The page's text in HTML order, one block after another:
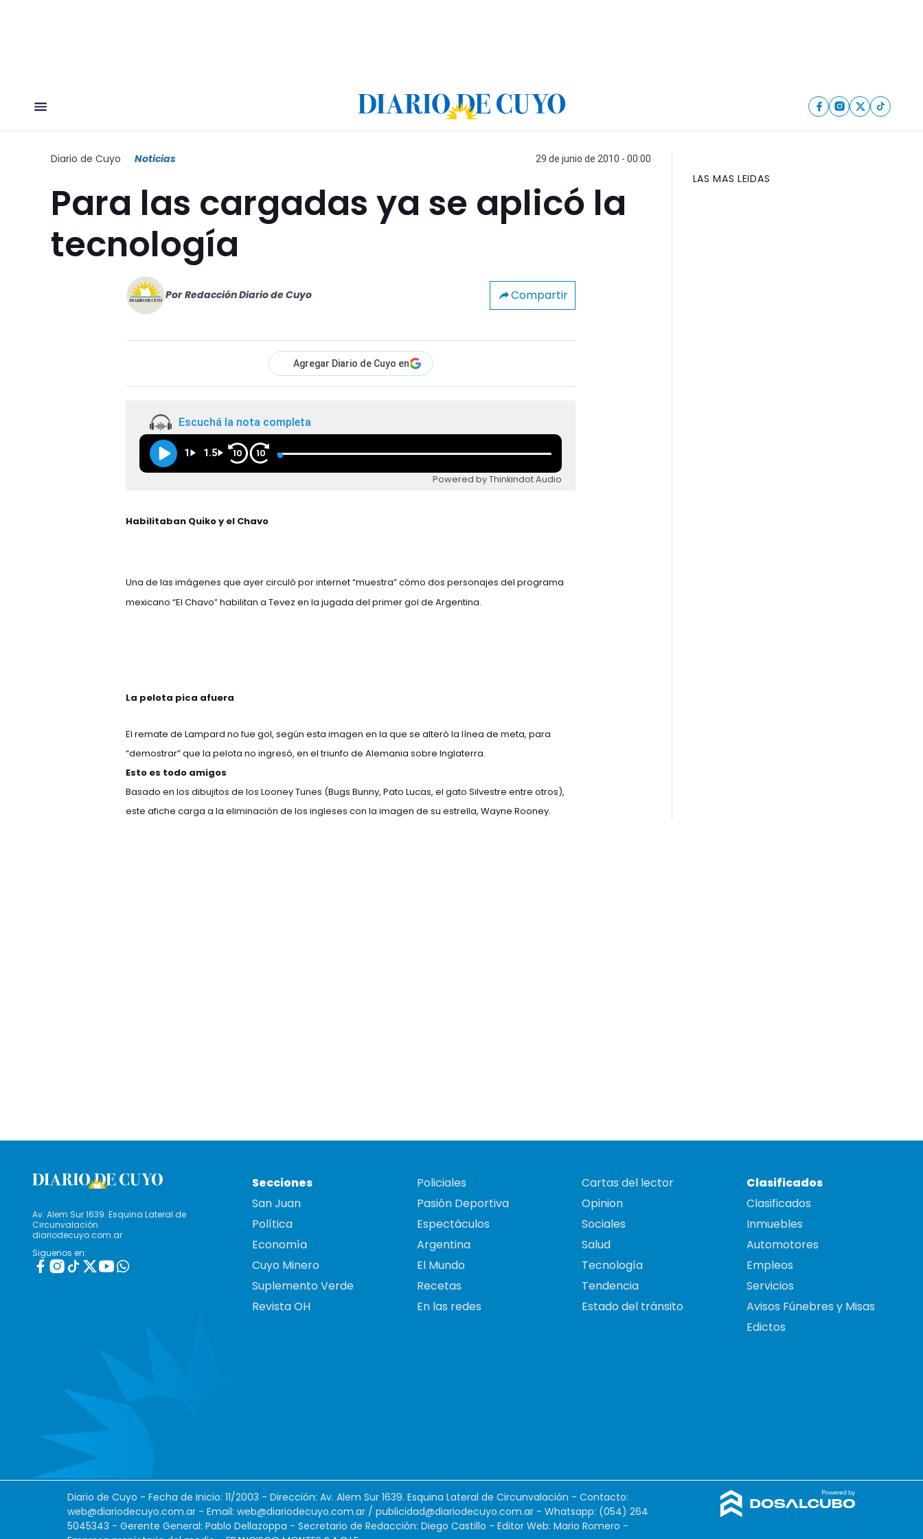
Diario de Cuyo Noticias 29 de junio de 2010 - 00:00
Para las cargadas ya se aplicó la
tecnología
Por Redacción Diario de Cuyo Compartir
Agregar Diario de Cuyo en
Escuchá la nota completa
1 1.5 10 10
Powered by Thinkindot Audio
Habilitaban Quiko y el Chavo
Una de las imágenes que ayer circuló por internet “muestra” cómo dos personajes del programa
mexicano “El Chavo” habilitan a Tevez en la jugada del primer gol de Argentina.
La pelota pica afuera
El remate de Lampard no fue gol, según esta imagen en la que se alteró la línea de meta, para
“demostrar” que la pelota no ingresó, en el triunfo de Alemania sobre Inglaterra.
Esto es todo amigos
Basado en los dibujitos de los Looney Tunes (Bugs Bunny, Pato Lucas, el gato Silvestre entre otros),
este afiche carga a la eliminación de los ingleses con la imagen de su estrella, Wayne Rooney.
LAS MAS LEIDAS
Av. Alem Sur 1639. Esquina Lateral de
Circunvalación
diariodecuyo.com.ar
Siguenos en:
Secciones
San Juan
Política
Economía
Cuyo Minero
Suplemento Verde
Revista OH
Policiales
Pasión Deportiva
Espectáculos
Argentina
El Mundo
Recetas
En las redes
Cartas del lector
Opinion
Sociales
Salud
Tecnología
Tendencia
Estado del tránsito
Clasificados
Clasificados
Inmuebles
Automotores
Empleos
Servicios
Avisos Fúnebres y Misas
Edictos
Diario de Cuyo - Fecha de Inicio: 11/2003 - Dirección: Av. Alem Sur 1639. Esquina Lateral de Circunvalación - Contacto:
web@diariodecuyo.com.ar - Email: web@diariodecuyo.com.ar / publicidad@diariodecuyo.com.ar - Whatsapp: (054) 264
5045343 - Gerente General: Pablo Dellazoppa - Secretario de Redacción: Diego Castillo - Editor Web: Mario Romero -